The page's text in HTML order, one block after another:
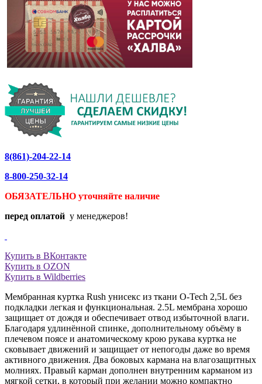
8(861)-204-22-14
8-800-250-32-14
ОБЯЗАТЕЛЬНО уточняйте наличие
перед оплатой у менеджеров!
Купить в ВКонтакте
Купить в OZON
Купить в Wildberries
Мембранная куртка Rush унисекс из ткани O-Tech 2,5L без
подкладки легкая и функциональная. 2.5L мембрана хорошо
защищает от дождя и обеспечивает отвод избыточной влаги.
Благодаря удлинённой спинке, дополнительному объёму в
плечевом поясе и анатомическому крою рукава куртка не
сковывает движений и защищает от непогоды даже во время
активного движения. Два боковых кармана на влагозащитных
молниях. Правый карман дополнен внутренним карманом из
мягкой сетки, в который при желании можно компактно